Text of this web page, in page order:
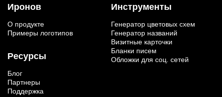
Иронов
О продукте
Примеры логотипов
Ресурсы
Блог
Партнеры
Поддержка
Инструменты
Генератор цветовых схем
Генератор названий
Визитные карточки
Бланки писем
Обложки для соц. сетей